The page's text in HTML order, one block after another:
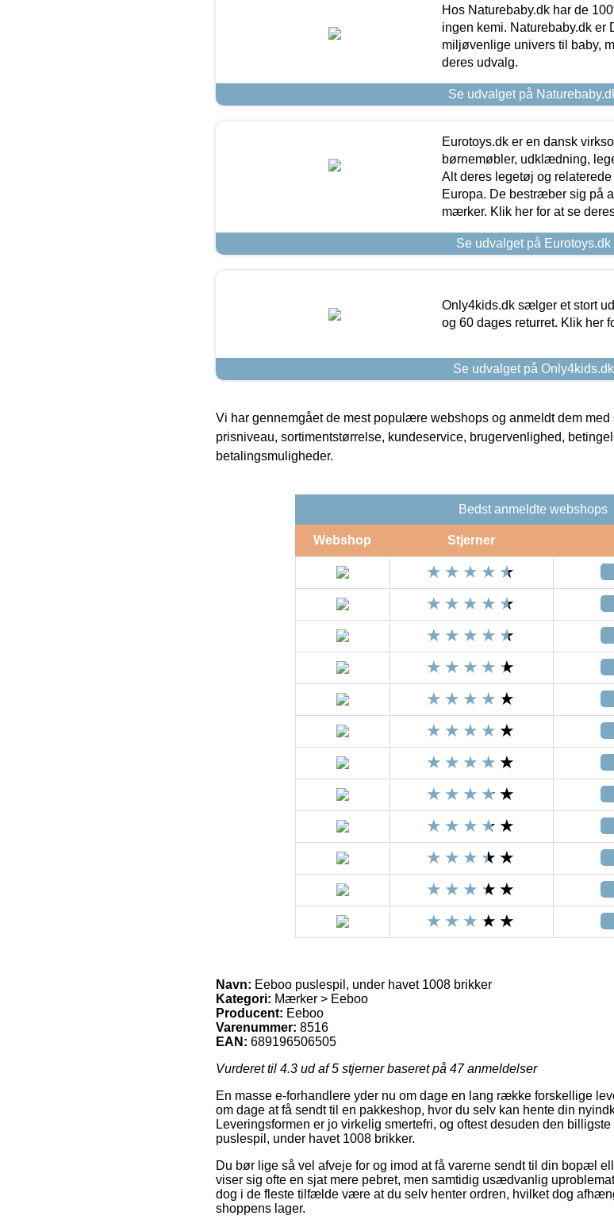
Hos Naturebaby.dk har de
ingen kemi. Naturebaby.dk er
miljøvenlige univers til baby,
deres udvalg.
Se udvalget på
Eurotoys.dk er en dansk
børnemøbler, udklædning,
Alt deres legetøj og
Europa. De bestræber sig på
mærker. Klik her for at se
Se udvalget på Eurotoys.dk
Only4kids.dk sælger et stort
og 60 dages returret. Klik her
Se udvalget på Only4kids.dk
Vi har gennemgået de mest populære webshops og anmeldt dem med
prisniveau, sortimentstørrelse, kundeservice, brugervenlighed,
betalingsmuligheder.
Bedst anmeldte webshops
Webshop Stjerner
Navn: Eeboo puslespil, under havet 1008 brikker
Kategori: Mærker > Eeboo
Producent: Eeboo
Varenummer: 8516
EAN: 689196506505
Vurderet til 4.3 ud af 5 stjerner baseret på 47anmeldelser
En masse e-forhandlere yder nu om dage en lang række forskellige
om dage at få sendt til en pakkeshop, hvor du selv kan hente din
Leveringsformen er jo virkelig smertefri, og oftest desuden den
puslespil, under havet 1008 brikker.
Du bør lige så vel afveje for og imod at få varerne sendt til din bopæl
viser sig ofte en sjat mere pebret, men samtidig usædvanlig
dog i de fleste tilfælde være at du selv henter ordren, hvilket dog
shoppens lager.